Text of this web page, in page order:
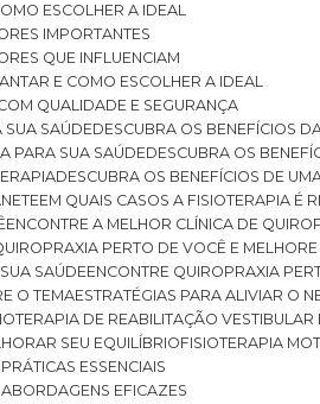
ESCOLHER A IDEAL
IMPORTANTES
QUE INFLUENCIAM
E COMO ESCOLHER A IDEAL
QUALIDADE E SEGURANÇA
SUA SAÚDE
DESCUBRA OS BENEFÍCIOS
PARA SUA SAÚDE
DESCUBRA OS
DESCUBRA OS BENEFÍCIOS DE
EM QUAIS CASOS A FISIOTERAPIA É
ENCONTRE A MELHOR CLÍNICA DE
PERTO DE VOCÊ E
SAÚDE
ENCONTRE QUIROPRAXIA
O TEMA ESTRATÉGIAS PARA ALIVIAR O
DE REABILITAÇÃO
SEU EQUILÍBRIO
FISIOTERAPIA
ESSENCIAIS
EFICAZES